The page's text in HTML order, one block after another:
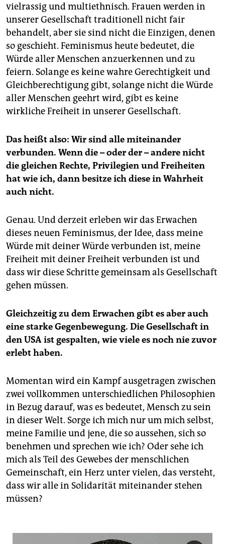
vielrassig und multiethnisch. Frauen werden in
unserer Gesellschaft traditionell nicht fair
behandelt, aber sie sind nicht die Einzigen, denen
so geschieht. Feminismus heute bedeutet, die
Würde aller Menschen anzuerkennen und zu
feiern. Solange es keine wahre Gerechtigkeit und
Gleichberechtigung gibt, solange nicht die Würde
aller Menschen geehrt wird, gibt es keine
wirkliche Freiheit in unserer Gesellschaft.
Das heißt also: Wir sind alle miteinander
verbunden. Wenn die – oder der – andere nicht
die gleichen Rechte, Privilegien und Freiheiten
hat wie ich, dann besitze ich diese in Wahrheit
auch nicht.
Genau. Und derzeit erleben wir das Erwachen
dieses neuen Feminismus, der Idee, dass meine
Würde mit deiner Würde verbunden ist, meine
Freiheit mit deiner Freiheit verbunden ist und
dass wir diese Schritte gemeinsam als Gesellschaft
gehen müssen.
Gleichzeitig zu dem Erwachen gibt es aber auch
eine starke Gegenbewegung. Die Gesellschaft in
den USA ist gespalten, wie viele es noch nie zuvor
erlebt haben.
Momentan wird ein Kampf ausgetragen zwischen
zwei vollkommen unterschiedlichen Philosophien
in Bezug darauf, was es bedeutet, Mensch zu sein
in dieser Welt. Sorge ich mich nur um mich selbst,
meine Familie und jene, die so aussehen, sich so
benehmen und sprechen wie ich? Oder sehe ich
mich als Teil des Gewebes der menschlichen
Gemeinschaft, ein Herz unter vielen, das versteht,
dass wir alle in Solidarität miteinander stehen
müssen?